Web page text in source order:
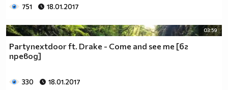
751 18.01.2017
03:59
Partynextdoor ft. Drake - Come and see me [бг
превод]
330 18.01.2017